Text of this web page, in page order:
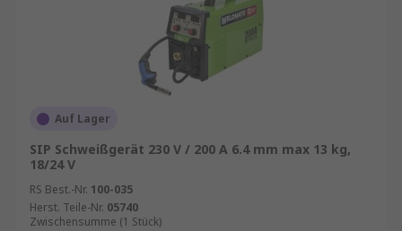
Auf Lager
SIP Schweißgerät 230 V / 200 A 6.4 mm max 13 kg,
18/24 V
RS Best.-Nr. 100-035
Herst. Teile-Nr. 05740
Zwischensumme (1 Stück)